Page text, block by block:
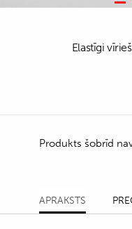
Elastīgi
Produkts šobrīd
APRAKSTS